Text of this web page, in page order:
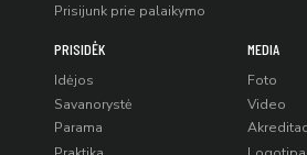
Prisijunk prie palaikymo
PRISIDĖK
Idėjos
Savanorystė
Parama
MEDIA
Foto
Video